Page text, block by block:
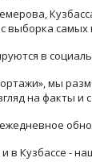
выборка
в
мы
на факты
в Кузбассе -